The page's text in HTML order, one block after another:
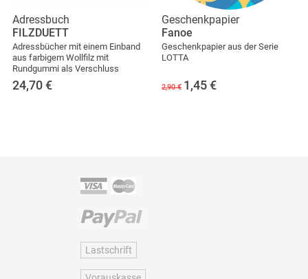
Adressbuch
FILZDUETT
Adressbücher mit einem Einband
aus farbigem Wollfilz mit
Rundgummi als Verschluss
24,70 €
Geschenkpapier
Fanoe
Geschenkpapier aus der Serie
LOTTA
2,90 € 1,45 €
Lastschrift